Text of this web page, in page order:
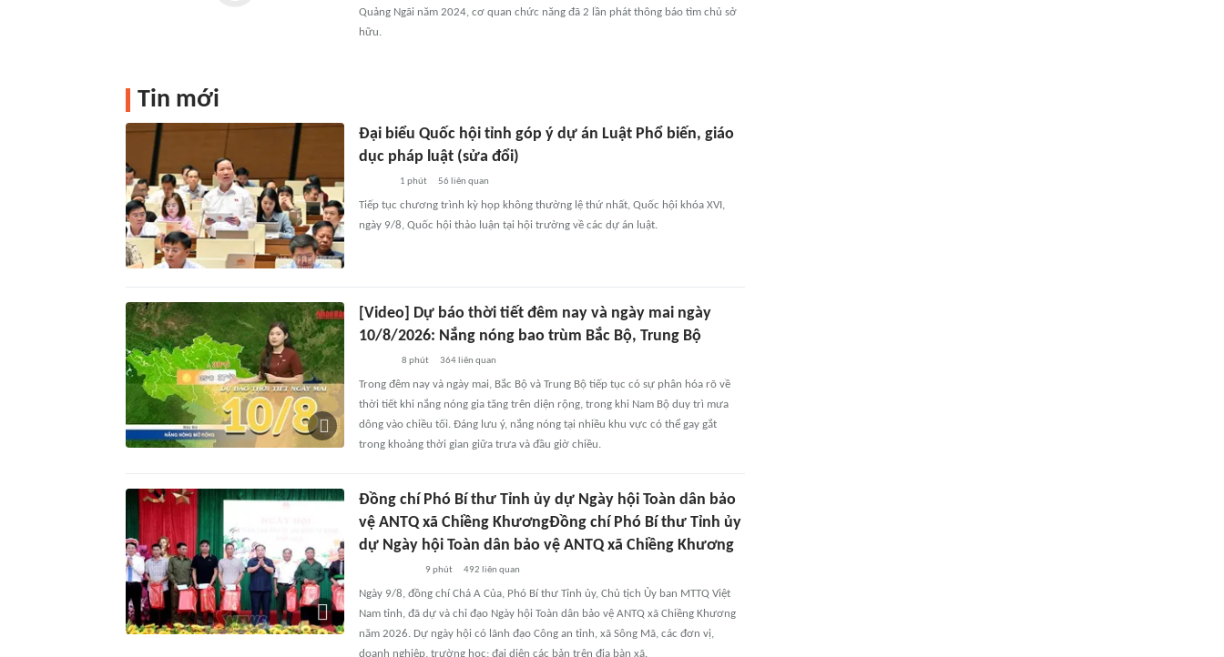
Quảng Ngãi năm 2024, cơ quan chức năng đã 2 lần phát thông báo tìm chủ sở
hữu.
Tin mới
Đại biểu Quốc hội tỉnh góp ý dự án Luật Phổ biến, giáo
dục pháp luật (sửa đổi)
1 phút 56 liên quan
Tiếp tục chương trình kỳ họp không thường lệ thứ nhất, Quốc hội khóa XVI,
ngày 9/8, Quốc hội thảo luận tại hội trường về các dự án luật.
[Video] Dự báo thời tiết đêm nay và ngày mai ngày
10/8/2026: Nắng nóng bao trùm Bắc Bộ, Trung Bộ
8 phút 364 liên quan
Trong đêm nay và ngày mai, Bắc Bộ và Trung Bộ tiếp tục có sự phân hóa rõ về
thời tiết khi nắng nóng gia tăng trên diện rộng, trong khi Nam Bộ duy trì mưa
dông vào chiều tối. Đáng lưu ý, nắng nóng tại nhiều khu vực có thể gay gắt
trong khoảng thời gian giữa trưa và đầu giờ chiều.
Đồng chí Phó Bí thư Tỉnh ủy dự Ngày hội Toàn dân bảo
vệ ANTQ xã Chiềng KhươngĐồng chí Phó Bí thư Tỉnh ủy
dự Ngày hội Toàn dân bảo vệ ANTQ xã Chiềng Khương
9 phút 492 liên quan
Ngày 9/8, đồng chí Chá A Của, Phó Bí thư Tỉnh ủy, Chủ tịch Ủy ban MTTQ Việt
Nam tỉnh, đã dự và chỉ đạo Ngày hội Toàn dân bảo vệ ANTQ xã Chiềng Khương
năm 2026. Dự ngày hội có lãnh đạo Công an tỉnh, xã Sông Mã, các đơn vị,
doanh nghiệp, trường học; đại diện các bản trên địa bàn xã.